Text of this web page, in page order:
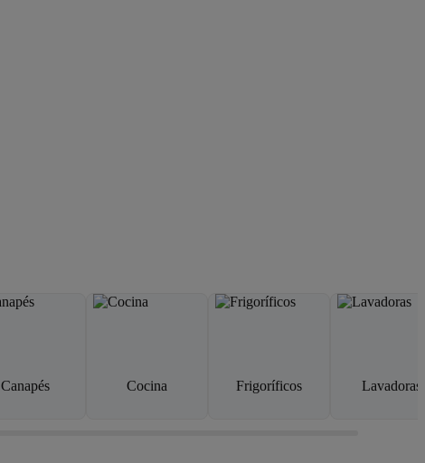
Canapés Cocina Frigoríficos Lavadoras